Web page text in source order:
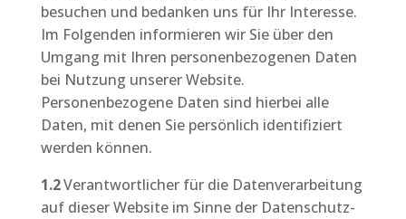
besuchen und bedanken uns für Ihr Interesse.
Im Folgenden informieren wir Sie über den
Umgang mit Ihren personenbezogenen Daten
bei Nutzung unserer Website.
Personenbezogene Daten sind hierbei alle
Daten, mit denen Sie persönlich identifiziert
werden können.
1.2Verantwortlicher für die Datenverarbeitung
auf dieser Website im Sinne der Datenschutz-